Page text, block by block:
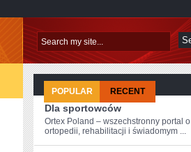
POPULAR RECENT
Dla sportowców
Ortex Poland – wszechstronny portal o
ortopedii, rehabilitacji i świadomym ...